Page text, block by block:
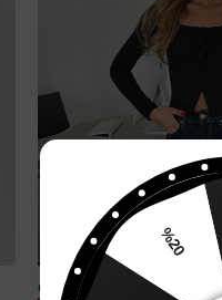
Önü Düğmeli Kare Yaka
%5
%20